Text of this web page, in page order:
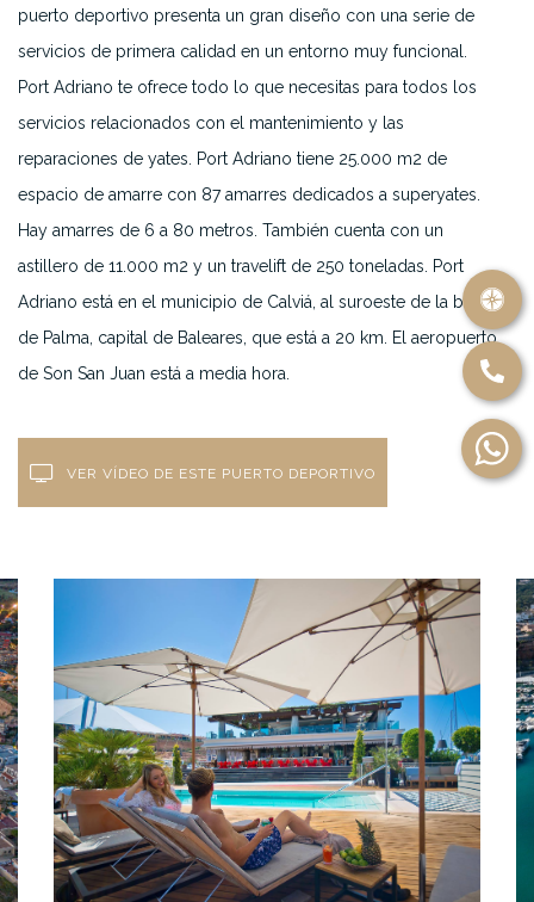
puerto deportivo presenta un gran diseño con una serie de
servicios de primera calidad en un entorno muy funcional.
Port Adriano te ofrece todo lo que necesitas para todos los
servicios relacionados con el mantenimiento y las
reparaciones de yates. Port Adriano tiene 25.000 m2 de
espacio de amarre con 87 amarres dedicados a superyates.
Hay amarres de 6 a 80 metros. También cuenta con un
astillero de 11.000 m2 y un travelift de 250 toneladas. Port
Adriano está en el municipio de Calviá, al suroeste de la bahía
de Palma, capital de Baleares, que está a 20 km. El aeropuerto
de Son San Juan está a media hora.
VER VÍDEO DE ESTE PUERTO DEPORTIVO